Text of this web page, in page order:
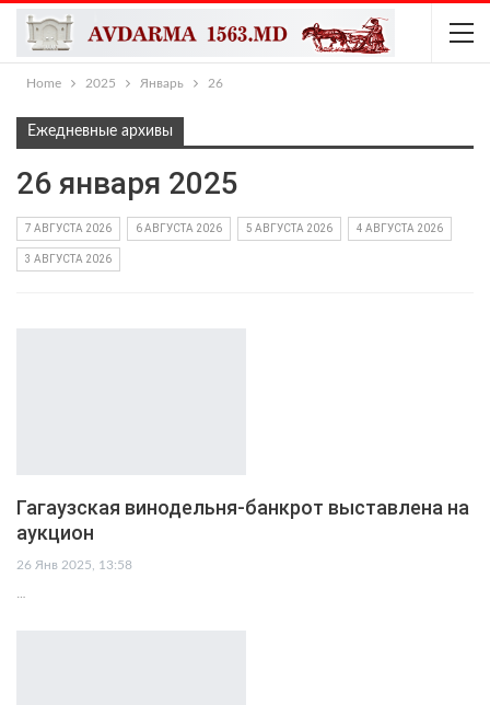
Home 2025 Январь 26
Ежедневные архивы
26 января 2025
7 АВГУСТА 2026 6 АВГУСТА 2026 5 АВГУСТА 2026 4 АВГУСТА 2026
3 АВГУСТА 2026
Гагаузская винодельня-банкрот выставлена на
аукцион
26 Янв 2025, 13:58
…